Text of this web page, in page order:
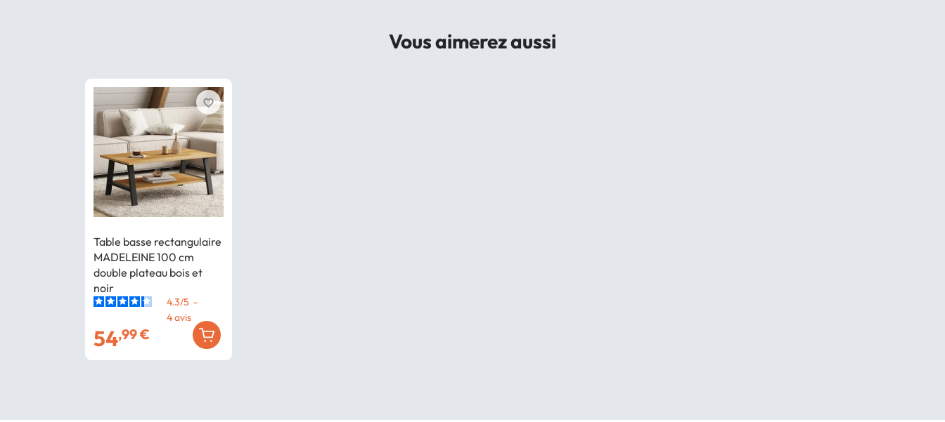
Vous aimerez aussi
Table basse rectangulaire
MADELEINE 100 cm
double plateau bois et
noir
4.3/5 -
4avis
54,99 €
favorite_border